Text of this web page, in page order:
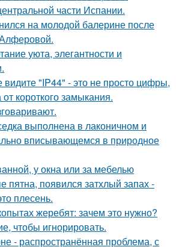
части Испании.
на молодой балерине после
уюта, элегантности и
видите "IP44" - это не просто цифры,
короткого замыкания.
выполнена в лаконичном и
вписывающемся в природное
у окна или за мебелью
пятна, появился затхлый запах -
плесень.
жеребят: зачем это нужно?
чтобы игнорировать.
- распространённая проблема, с